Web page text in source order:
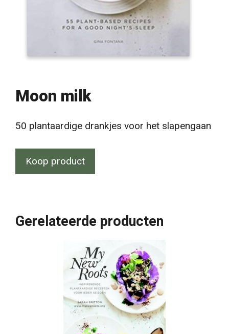
Moon milk
50 plantaardige drankjes voor het slapengaan
Koop product
Gerelateerde producten